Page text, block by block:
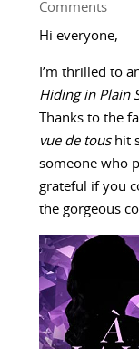
Comments
Hi everyone,
I’m thrilled to
Hiding in Plain
Thanks to the
vue de toushit
someone who
grateful if you
the gorgeous